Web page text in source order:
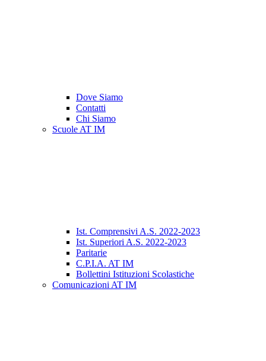
Dove Siamo
Contatti
Chi Siamo
Scuole AT IM
Ist. Comprensivi A.S. 2022-2023
Ist. Superiori A.S. 2022-2023
Paritarie
C.P.I.A. AT IM
Bollettini Istituzioni Scolastiche
Comunicazioni AT IM